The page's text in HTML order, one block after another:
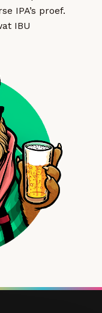
IPA’s proef.
IBU